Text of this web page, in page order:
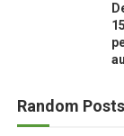
Random Posts